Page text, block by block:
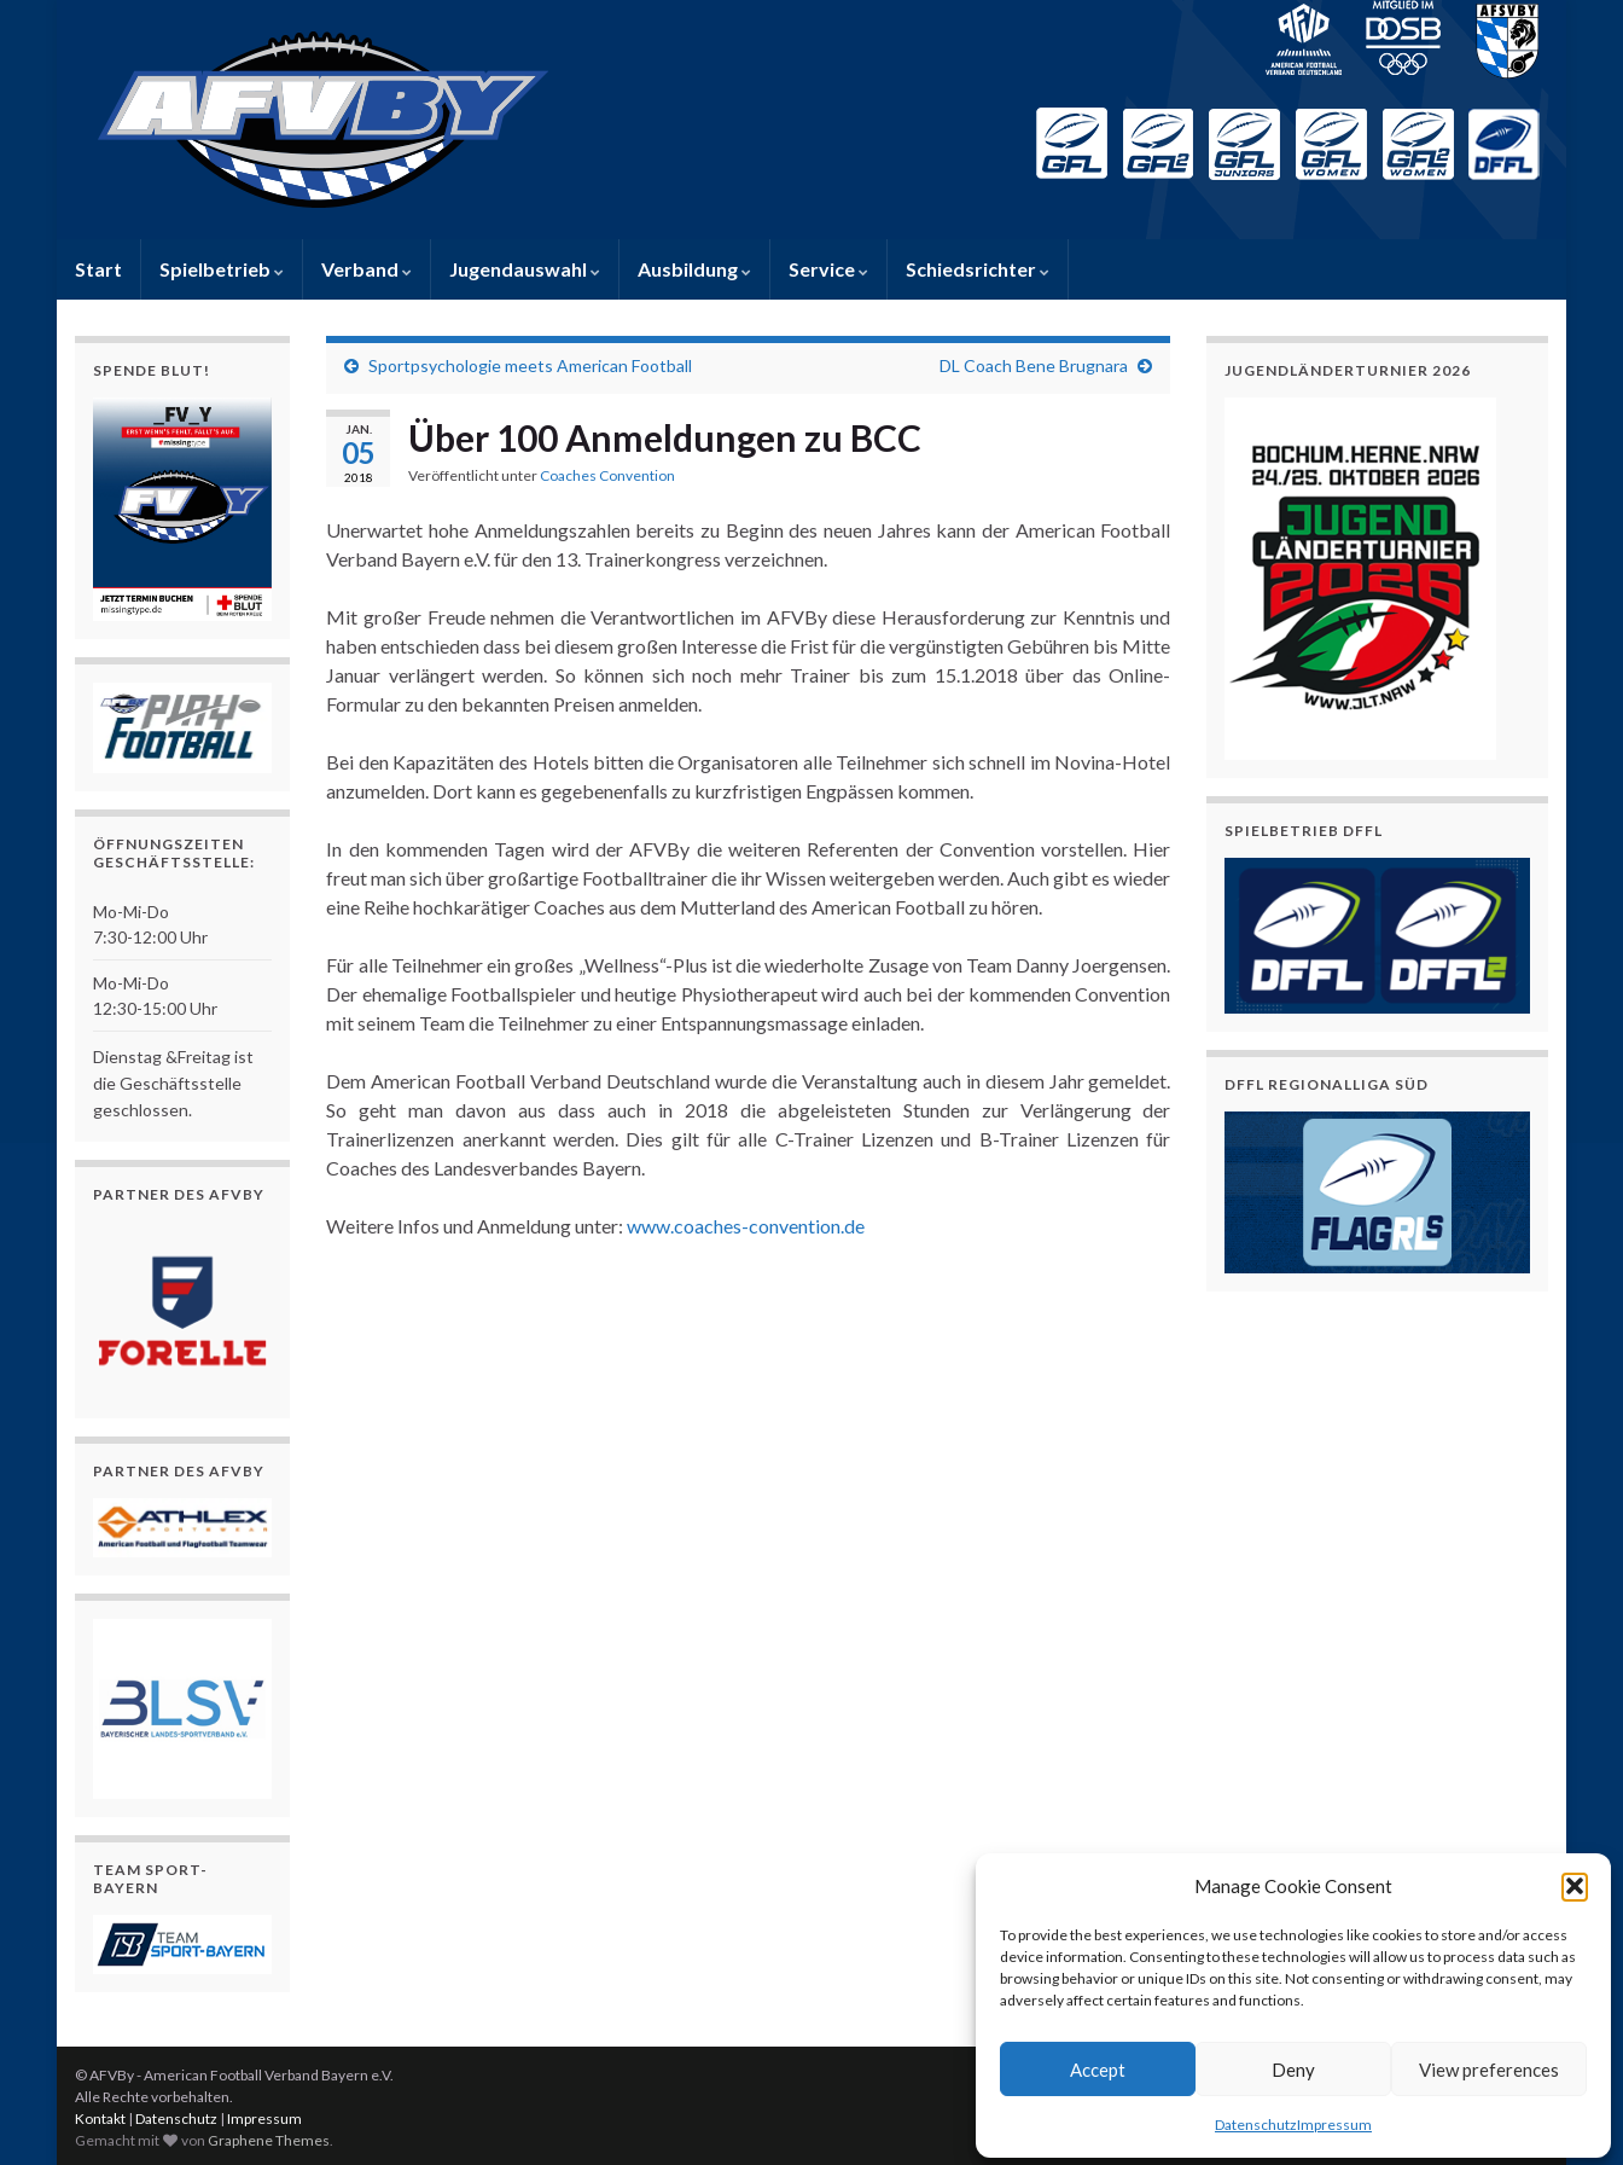
Manage Cookie Consent
To provide the best experiences, we use technologies like cookies to store and/or access
device information. Consenting to these technologies will allow us to process data such as
browsing behavior or unique IDs on this site. Not consenting or withdrawing consent, may
adversely affect certain features and functions.
Accept Deny View preferences
DatenschutzImpressum
Start Spielbetrieb Verband Jugendauswahl Ausbildung Service Schiedsrichter
Sportpsychologie meets American Football DL Coach Bene Brugnara
JAN.
05
2018
Über 100 Anmeldungen zu BCC
Veröffentlicht unter Coaches Convention
Unerwartet hohe Anmeldungszahlen bereits zu Beginn des neuen Jahres kann der American Football
Verband Bayern e.V. für den 13. Trainerkongress verzeichnen.
Mit großer Freude nehmen die Verantwortlichen im AFVBy diese Herausforderung zur Kenntnis und
haben entschieden dass bei diesem großen Interesse die Frist für die vergünstigten Gebühren bis Mitte
Januar verlängert werden. So können sich noch mehr Trainer bis zum 15.1.2018 über das Online-
Formular zu den bekannten Preisen anmelden.
Bei den Kapazitäten des Hotels bitten die Organisatoren alle Teilnehmer sich schnell im Novina-Hotel
anzumelden. Dort kann es gegebenenfalls zu kurzfristigen Engpässen kommen.
In den kommenden Tagen wird der AFVBy die weiteren Referenten der Convention vorstellen. Hier
freut man sich über großartige Footballtrainer die ihr Wissen weitergeben werden. Auch gibt es wieder
eine Reihe hochkarätiger Coaches aus dem Mutterland des American Football zu hören.
Für alle Teilnehmer ein großes „Wellness“-Plus ist die wiederholte Zusage von Team Danny Joergensen.
Der ehemalige Footballspieler und heutige Physiotherapeut wird auch bei der kommenden Convention
mit seinem Team die Teilnehmer zu einer Entspannungsmassage einladen.
Dem American Football Verband Deutschland wurde die Veranstaltung auch in diesem Jahr gemeldet.
So geht man davon aus dass auch in 2018 die abgeleisteten Stunden zur Verlängerung der
Trainerlizenzen anerkannt werden. Dies gilt für alle C-Trainer Lizenzen und B-Trainer Lizenzen für
Coaches des Landesverbandes Bayern.
Weitere Infos und Anmeldung unter:www.coaches-convention.de
SPENDE BLUT!
ÖFFNUNGSZEITEN
GESCHÄFTSSTELLE:
Mo-Mi-Do
7:30-12:00 Uhr
Mo-Mi-Do
12:30-15:00 Uhr
Dienstag &Freitag ist
die Geschäftsstelle
geschlossen.
PARTNER DES AFVBY
PARTNER DES AFVBY
TEAM SPORT-
BAYERN
JUGENDLÄNDERTURNIER 2026
SPIELBETRIEB DFFL
DFFL REGIONALLIGA SÜD
© AFVBy - American Football Verband Bayern e.V.
Alle Rechte vorbehalten.
Kontakt | Datenschutz | Impressum
Gemacht mit
von Graphene Themes.